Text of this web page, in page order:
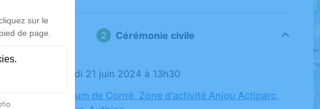
Cérémonie civile
Le vendredi 21 juin 2024 à 13h30
Crématorium de Corné, Zone d'activité Anjou Actiparc,